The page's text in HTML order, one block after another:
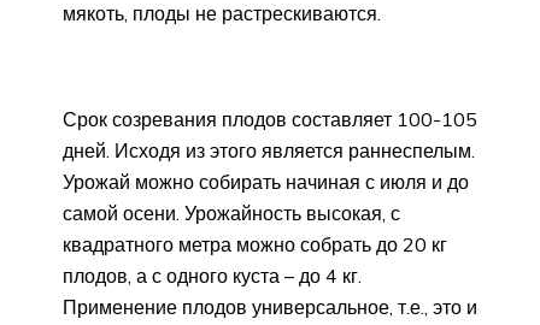
мякоть, плоды не растрескиваются.
Срок созревания плодов составляет 100-105
дней. Исходя из этого является раннеспелым.
Урожай можно собирать начиная с июля и до
самой осени. Урожайность высокая, с
квадратного метра можно собрать до 20 кг
плодов, а с одного куста – до 4 кг.
Применение плодов универсальное, т.е., это и